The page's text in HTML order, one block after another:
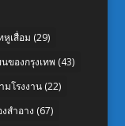
หูเสื่อม (29)
ของกรุงเทพ (43)
มโรงงาน(22)
สำอาง (67)